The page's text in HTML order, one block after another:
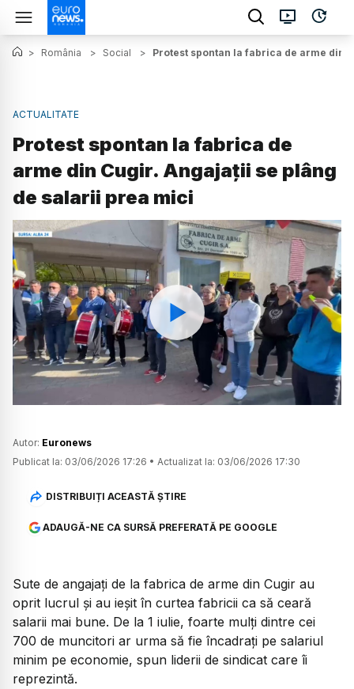
> România > Social > Protest spontan la fabrica de arme din
ACTUALITATE
Protest spontan la fabrica de
arme din Cugir. Angajații se plâng
de salarii prea mici
Watch
Autor: Euronews
Publicat la: 03/06/2026 17:26 • Actualizat la: 03/06/2026 17:30
DISTRIBUIȚI ACEASTĂ ȘTIRE
ADAUGĂ-NE CA SURSĂ PREFERATĂ PE GOOGLE
Sute de angajați de la fabrica de arme din Cugir au
oprit lucrul și au ieșit în curtea fabricii ca să ceară
salarii mai bune. De la 1 iulie, foarte mulți dintre cei
700 de muncitori ar urma să fie încadrați pe salariul
minim pe economie, spun liderii de sindicat care îi
reprezintă.